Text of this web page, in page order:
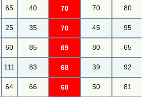
65 40 70 70 80
25 35 70 45 95
60 85 69 80 65
111 83 68 39 92
64 66 68 50 81